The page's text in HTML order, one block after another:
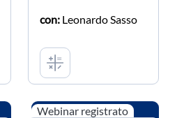
con: Leonardo Sasso
Webinar registrato